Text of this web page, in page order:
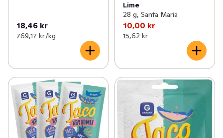
18,46 kr
769,17 kr /kg
Lime
28 g, Santa Maria
10,00 kr
15,62 kr